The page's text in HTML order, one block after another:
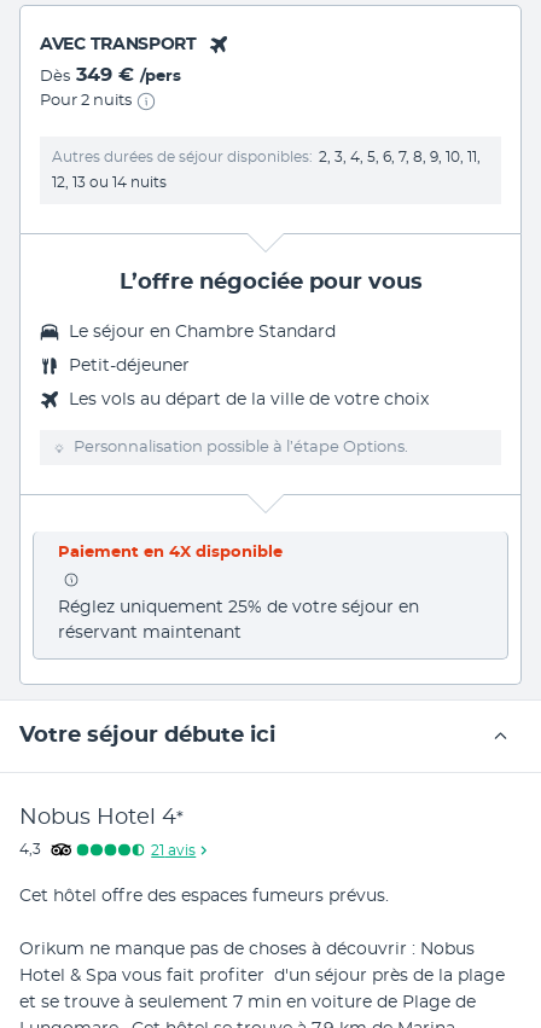
AVEC TRANSPORT
Dès 349 € /pers
Pour 2 nuits
Autres durées de séjour disponibles
2, 3, 4, 5, 6, 7, 8, 9, 10, 11,
12, 13 ou 14 nuits
L’offre négociée pour vous
Le séjour en Chambre Standard
Petit-déjeuner
Les vols au départ de la ville de votre choix
Personnalisation possible à l’étape Options.
Paiement en 4X disponible
Réglez uniquement 25% de votre séjour en
réservant maintenant
Votre séjour débute ici
Nobus Hotel 4*
4,3 21 avis
Cet hôtel offre des espaces fumeurs prévus.
Orikum ne manque pas de choses à découvrir : Nobus
Hotel & Spa vous fait profiter  d'un séjour près de la plage
et se trouve à seulement 7 min en voiture de Plage de